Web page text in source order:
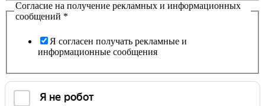
Согласие на получение рекламных и информационных
сообщений *
Я согласен получать рекламные и
информационные сообщения